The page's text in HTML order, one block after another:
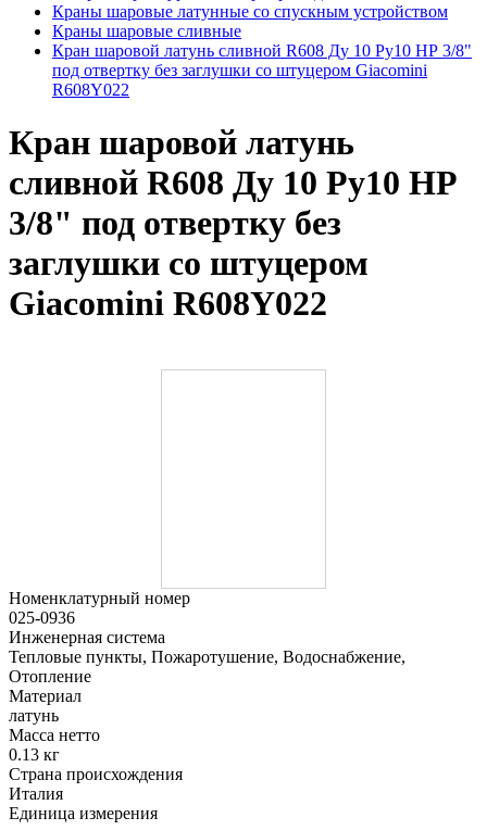
Краны шаровые латунные со спускным устройством
Краны шаровые сливные
Кран шаровой латунь сливной R608 Ду 10 Ру10 НР 3/8"
под отвертку без заглушки со штуцером Giacomini
R608Y022
Кран шаровой латунь
сливной R608 Ду 10 Ру10 НР
3/8" под отвертку без
заглушки со штуцером
Giacomini R608Y022
Номенклатурный номер
025-0936
Инженерная система
Тепловые пункты, Пожаротушение, Водоснабжение,
Отопление
Материал
латунь
Масса нетто
0.13 кг
Страна происхождения
Италия
Единица измерения